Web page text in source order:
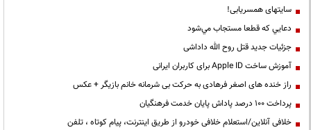
سایتهای همسریابی!
دعايي كه قطعا مستجاب مي‌شود
جزئیات جدید قتل روح الله داداشی
آموزش ساخت Apple ID برای کاربران ایرانی
راز خنده های اصغر فرهادی به حرکت بی شرمانه خانم بازیگر + عکس
پرداخت ۱۰۰ درصد پاداش پایان خدمت فرهنگیان
خلافی آنلاین/استعلام خلافی خودرو از طریق اینترنت، پیام کوتاه ، تلفن